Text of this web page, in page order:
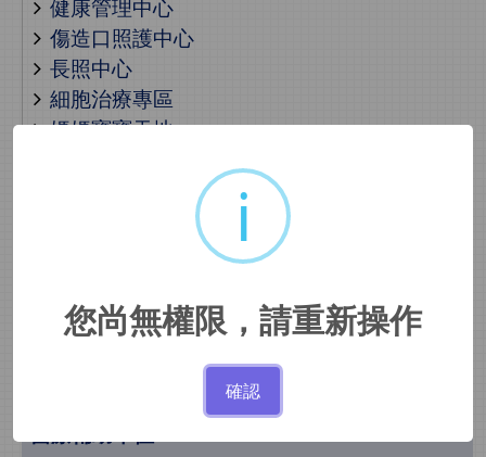
健康管理中心
傷造口照護中心
長照中心
細胞治療專區
媽媽寶寶天地
骨質疏鬆照護中心
兒少保護親善醫療中心
社區健康中心
i
您尚無權限，請重新操作
確認